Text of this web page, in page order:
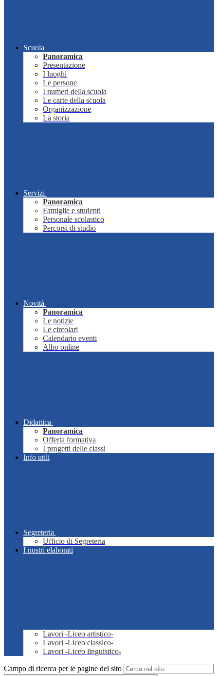
Scuola
Panoramica
Presentazione
I luoghi
Le persone
I numeri della scuola
Le carte della scuola
Organizzazione
La storia
Servizi
Panoramica
Famiglie e studenti
Personale scolastico
Percorsi di studio
Novità
Panoramica
Le notizie
Le circolari
Calendario eventi
Albo online
Didattica
Panoramica
Offerta formativa
I progetti delle classi
Info utili
Segreteria
Ufficio di Segreteria
I nostri elaborati
Lavori -Liceo artistico-
Lavori -Liceo classico-
Lavori -Liceo linguistico-
Campo di ricerca per le pagine del sito